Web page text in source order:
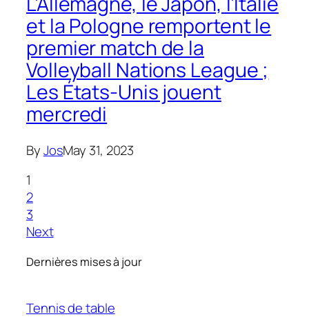
et la Pologne remportent le
premier match de la
Volleyball Nations League ;
Les États-Unis jouent
mercredi
ByJosMay 31, 2023
1
2
3
Next
Dernières mises à jour
Tennis de table